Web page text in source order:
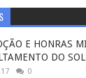
E HONRAS
DO
0